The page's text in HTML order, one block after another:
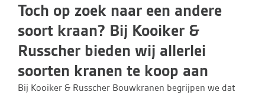
Toch op zoek naar een andere
soort kraan? Bij Kooiker &
Russcher bieden wij allerlei
soorten kranen te koop aan
Bij Kooiker & Russcher Bouwkranen begrijpen we dat